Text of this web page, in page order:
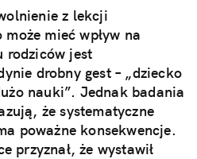
z lekcji
mieć wpływ na
rodziców jest
drobny gest – „dziecko
nauki”. Jednak badania
że systematyczne
poważne konsekwencje.
przyznał, że wystawił